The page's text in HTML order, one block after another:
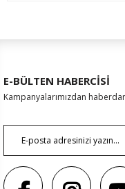
E-BÜLTEN HABERCİSİ
Kampanyalarımızdan